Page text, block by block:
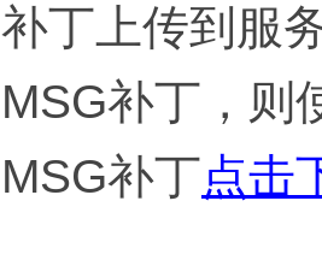
补丁上传到服
MSG补丁，则
MSG补丁点击